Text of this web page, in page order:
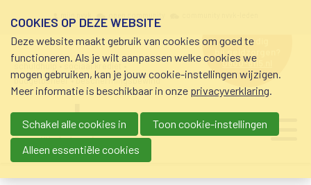
schuldhulp • sociaal krediet •
budgetbeheer • beschermingsbewind
hulp nodig
bij geldzorgen?
0800-8115.nl
Main navigation
COOKIES OP DEZE WEBSITE
Deze website maakt gebruik van cookies om goed te
functioneren. Als je wilt aanpassen welke cookies we
mogen gebruiken, kan je jouw cookie-instellingen wijzigen.
Meer informatie is beschikbaar in onze privacyverklaring.
Schakel alle cookies in
Toon cookie-instellingen
Alleen essentiële cookies